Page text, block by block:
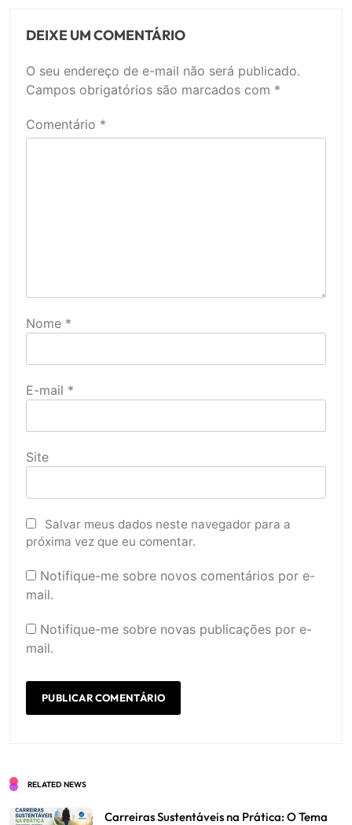
DEIXE UM COMENTÁRIO
O seu endereço de e-mail não será publicado.
Campos obrigatórios são marcados com *
Comentário *
Nome *
E-mail *
Site
Salvar meus dados neste navegador para a
próxima vez que eu comentar.
Notifique-me sobre novos comentários por e-
mail.
Notifique-me sobre novas publicações por e-
mail.
RELATED NEWS
Carreiras Sustentáveis na Prática: O Tema